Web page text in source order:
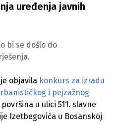
uređenja javnih
bi se došlo do
objavila konkurs za izradu
i pejzažnog
u ulici 511. slavne
Izetbegovića u Bosanskoj